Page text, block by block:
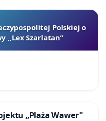
Polskiej o
„Lex Szarlatan”
„Plaża Wawer"